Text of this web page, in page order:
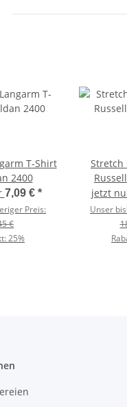
T-Shirt
2400
7,09 € *
Preis:
€
25%
Stretch
jetzt
Unser